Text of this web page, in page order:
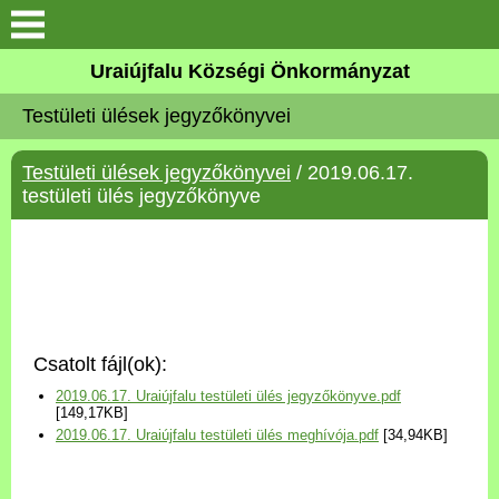
Köszöntő
Elérhetőségek
Uraiújfalu
Választási információk
Versenyképes Járások
Uraiújfalu Községi Önkormányzat
Testületi ülések jegyzőkönyvei
Testületi ülések jegyzőkönyvei / 2019.06.17.
testületi ülés jegyzőkönyve
Csatolt fájl(ok):
2019.06.17. Uraiújfalu testületi ülés jegyzőkönyve.pdf
[149,17KB]
2019.06.17. Uraiújfalu testületi ülés meghívója.pdf [34,94KB]